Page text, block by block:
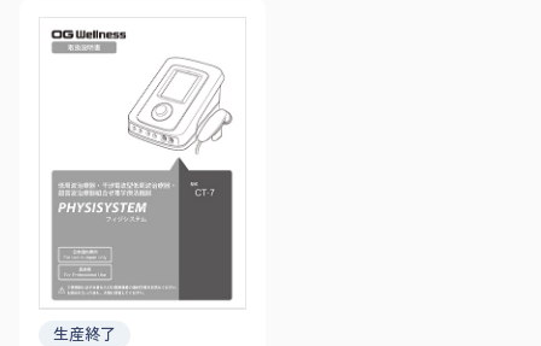
生産終了